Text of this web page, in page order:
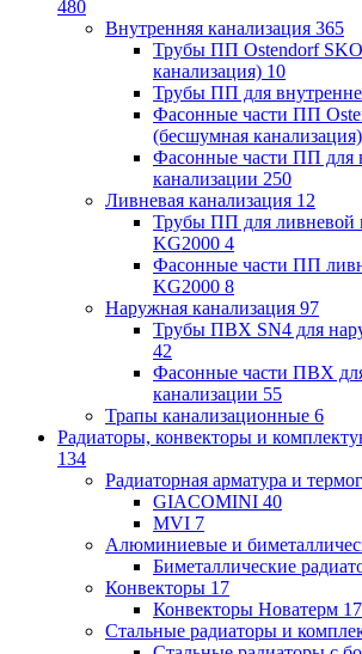
480
Внутренняя канализация 365
Трубы ПП Ostendorf
канализация) 10
Трубы ПП для
Фасонные части ПП
(бесшумная канализация)
Фасонные части ПП для
канализации 250
Ливневая канализация 12
Трубы ПП для ливневой
KG2000 4
Фасонные части ПП
KG2000 8
Наружная канализация 97
Трубы ПВХ SN4 для
42
Фасонные части ПВХ
канализации 55
Трапы канализационные 6
Радиаторы, конвекторы и
134
Радиаторная арматура и
GIACOMINI 40
MVI 7
Алюминиевые и
Биметаллические
Конвекторы 17
Конвекторы Новатерм 17
Стальные радиаторы и